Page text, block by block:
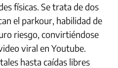
físicas. Se trata de dos
el parkour, habilidad de
riesgo, convirtiéndose
viral en Youtube.
hasta caídas libres